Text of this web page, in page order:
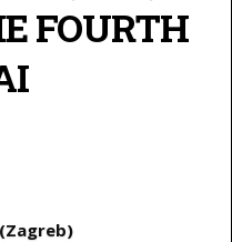
FOURTH
(Zagreb)